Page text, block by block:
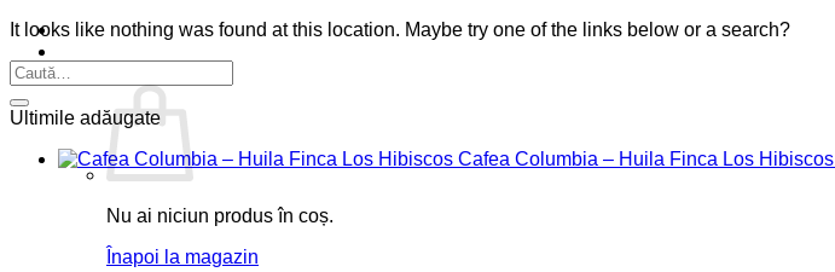
0.00
Nu ai niciun produs în coș.
Înapoi la magazin
It looks like nothing was found at this location. Maybe try one of the links below or a search?
Ultimile adăugate
Cafea Columbia – Huila Finca Los Hibiscos